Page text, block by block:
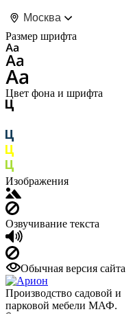
Москва
Размер шрифта
Цвет фона и шрифта
Изображения
Озвучивание текста
Обычная версия сайта
Производство садовой и
парковой мебели МАФ.